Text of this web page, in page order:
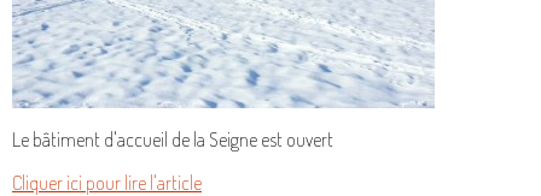
Le bâtiment d'accueil de la Seigne est ouvert
Cliquer ici pour lire l'article